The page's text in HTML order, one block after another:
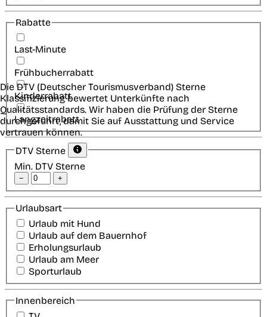
Rabatte
Last-Minute
Frühbucherrabatt
Kinderrabatt
Langzeitrabatt
DTV Sterne
Min. DTV Sterne
− +
Die DTV (Deutscher Tourismusverband) Sterne
Klassifizierung bewertet Unterkünfte nach
Qualitätsstandards. Wir haben die Prüfung der Sterne
durchgeführt, damit Sie auf Ausstattung und Service
vertrauen können.
Urlaubsart
Urlaub mit Hund
Urlaub auf dem Bauernhof
Erholungsurlaub
Urlaub am Meer
Sporturlaub
Innenbereich